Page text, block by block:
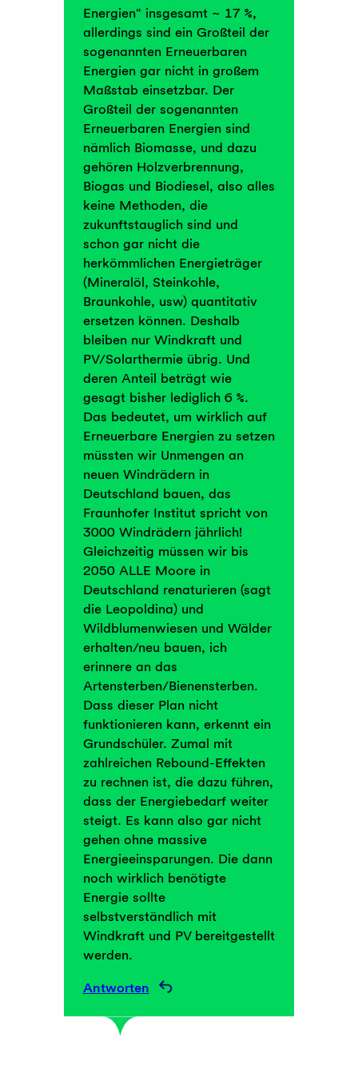
Energien“ insgesamt ~ 17 %,
allerdings sind ein Großteil der
sogenannten Erneuerbaren
Energien gar nicht in großem
Maßstab einsetzbar. Der
Großteil der sogenannten
Erneuerbaren Energien sind
nämlich Biomasse, und dazu
gehören Holzverbrennung,
Biogas und Biodiesel, also alles
keine Methoden, die
zukunftstauglich sind und
schon gar nicht die
herkömmlichen Energieträger
(Mineralöl, Steinkohle,
Braunkohle, usw) quantitativ
ersetzen können. Deshalb
bleiben nur Windkraft und
PV/Solarthermie übrig. Und
deren Anteil beträgt wie
gesagt bisher lediglich 6 %.
Das bedeutet, um wirklich auf
Erneuerbare Energien zu setzen
müssten wir Unmengen an
neuen Windrädern in
Deutschland bauen, das
Fraunhofer Institut spricht von
3000 Windrädern jährlich!
Gleichzeitig müssen wir bis
2050 ALLE Moore in
Deutschland renaturieren (sagt
die Leopoldina) und
Wildblumenwiesen und Wälder
erhalten/neu bauen, ich
erinnere an das
Artensterben/Bienensterben.
Dass dieser Plan nicht
funktionieren kann, erkennt ein
Grundschüler. Zumal mit
zahlreichen Rebound-Effekten
zu rechnen ist, die dazu führen,
dass der Energiebedarf weiter
steigt. Es kann also gar nicht
gehen ohne massive
Energieeinsparungen. Die dann
noch wirklich benötigte
Energie sollte
selbstverständlich mit
Windkraft und PV bereitgestellt
werden.
Antworten